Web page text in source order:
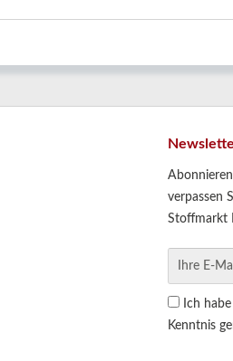
verpassen
Stoffmarkt
Ich
Kenntnis